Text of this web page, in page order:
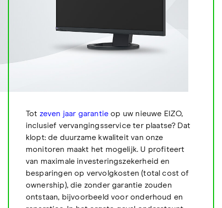
Tot zeven jaar garantie op uw nieuwe EIZO,
inclusief vervangingsservice ter plaatse? Dat
klopt: de duurzame kwaliteit van onze
monitoren maakt het mogelijk. U profiteert
van maximale investeringszekerheid en
besparingen op vervolgkosten (total cost of
ownership), die zonder garantie zouden
ontstaan, bijvoorbeeld voor onderhoud en